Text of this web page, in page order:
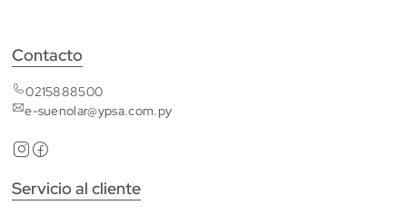
Contacto
0215888500
e-suenolar@ypsa.com.py
Servicio al cliente